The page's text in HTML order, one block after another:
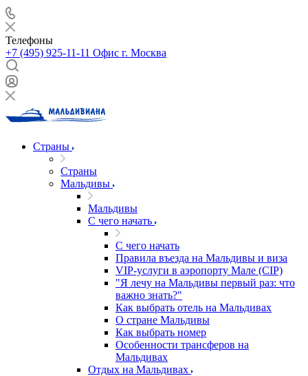
Телефоны
+7 (495) 925-11-11 Офис г. Москва
Страны
Страны
Мальдивы
Мальдивы
С чего начать
С чего начать
Правила въезда на Мальдивы и виза
VIP-услуги в аэропорту Мале (CIP)
"Я лечу на Мальдивы первый раз: что
важно знать?"
Как выбрать отель на Мальдивах
О стране Мальдивы
Как выбрать номер
Особенности трансферов на
Мальдивах
Отдых на Мальдивах